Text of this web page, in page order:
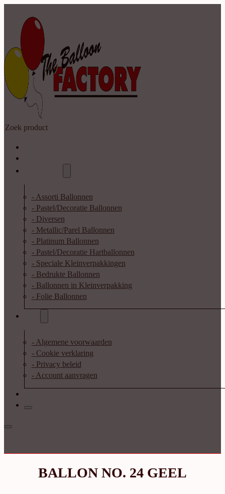
Zoeken
- Assorti Ballonnen
- Pastel/Decoratie Ballonnen
- Diversen
- Metallic/Parel Ballonnen
- Platinum Ballonnen
- Pastel/Decoratie Hartballonnen
- Speciale Kleinverpakkingen
- Bedrukte Ballonnen
- Ballonnen in Kleinverpakking
- Folie Ballonnen
- Algemene voorwaarden
- Cookie verklaring
- Privacy beleid
- Account aanvragen
BALLON NO. 24 GEEL